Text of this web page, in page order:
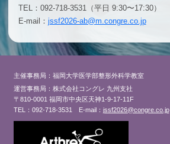
TEL：092-718-3531（平日 9:30〜17:30）
E-mail： jssf2026-ab@m.congre.co.jp
主催事務局：福岡大学医学部整形外科学教室
運営事務局：株式会社コングレ 九州支社
〒810-0001 福岡市中央区天神1-9-17-11F
TEL：092-718-3531
E-mail： jssf2026@congre.co.jp